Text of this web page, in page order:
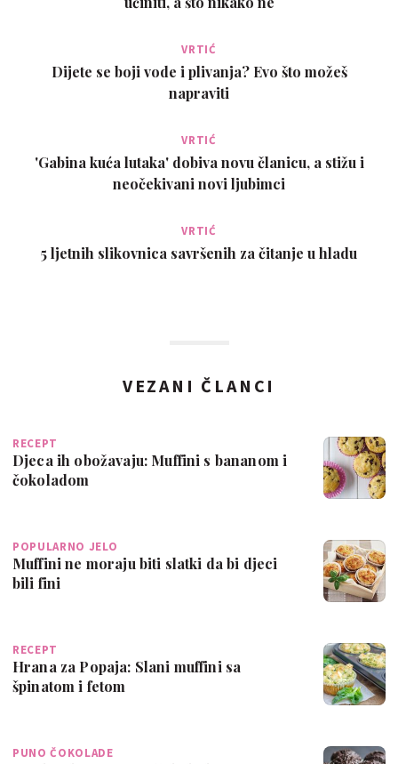
VRTIĆ
Dijete se boji vode i plivanja? Evo što možeš
napraviti
VRTIĆ
'Gabina kuća lutaka' dobiva novu članicu, a stižu i
neočekivani novi ljubimci
VRTIĆ
5 ljetnih slikovnica savršenih za čitanje u hladu
VEZANI ČLANCI
RECEPT
Djeca ih obožavaju: Muffini s bananom i
čokoladom
POPULARNO JELO
Muffini ne moraju biti slatki da bi djeci
bili fini
RECEPT
Hrana za Popaja: Slani muffini sa
špinatom i fetom
PUNO ČOKOLADE